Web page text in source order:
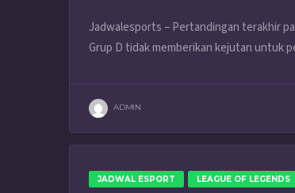
Jadwalesports – Pertandingan terakhir
Grup D tidak memberikan kejutan untuk
ADMIN
JADWAL ESPORT LEAGUE OF LEGENDS